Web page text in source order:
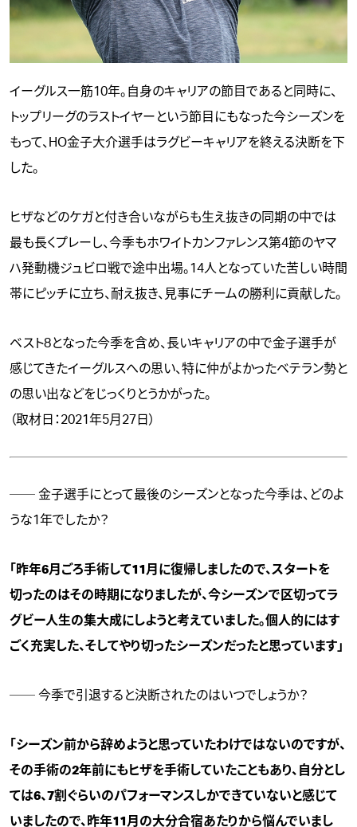
イーグルス一筋10年。自身のキャリアの節目であると同時に、
トップリーグのラストイヤーという節目にもなった今シーズンを
もって、HO金子大介選手はラグビーキャリアを終える決断を下
した。
ヒザなどのケガと付き合いながらも生え抜きの同期の中では
最も長くプレーし、今季もホワイトカンファレンス第4節のヤマ
ハ発動機ジュビロ戦で途中出場。14人となっていた苦しい時間
帯にピッチに立ち、耐え抜き、見事にチームの勝利に貢献した。
ベスト8となった今季を含め、長いキャリアの中で金子選手が
感じてきたイーグルスへの思い、特に仲がよかったベテラン勢と
の思い出などをじっくりとうかがった。
（取材日：2021年5月27日）
── 金子選手にとって最後のシーズンとなった今季は、どのよ
うな1年でしたか？
「昨年6月ごろ手術して11月に復帰しましたので、スタートを
切ったのはその時期になりましたが、今シーズンで区切ってラ
グビー人生の集大成にしようと考えていました。個人的にはす
ごく充実した、そしてやり切ったシーズンだったと思っています」
── 今季で引退すると決断されたのはいつでしょうか？
「シーズン前から辞めようと思っていたわけではないのですが、
その手術の2年前にもヒザを手術していたこともあり、自分とし
ては6、7割ぐらいのパフォーマンスしかできていないと感じて
いましたので、昨年11月の大分合宿あたりから悩んでいまし